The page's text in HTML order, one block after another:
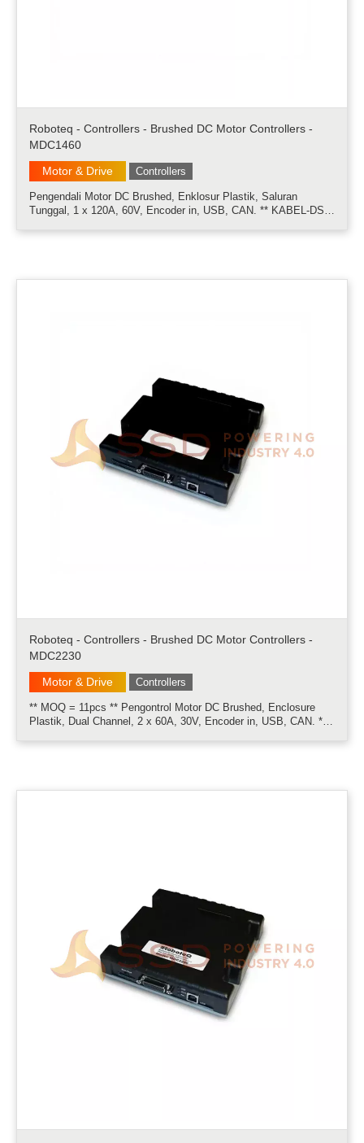
Roboteq - Controllers - Brushed DC Motor Controllers -
MDC1460
Motor & Drive
Controllers
Pengendali Motor DC Brushed, Enklosur Plastik, Saluran
Tunggal, 1 x 120A, 60V, Encoder in, USB, CAN. ** KABEL-DS9,
Roboteq - Controllers - Brushed DC Motor Controllers -
MDC2230
Motor & Drive
Controllers
** MOQ = 11pcs ** Pengontrol Motor DC Brushed, Enclosure
Plastik, Dual Channel, 2 x 60A, 30V, Encoder in, USB, CAN. **